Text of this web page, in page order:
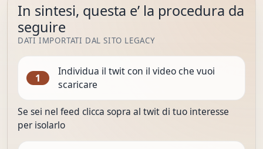
In sintesi, questa e’ la procedura da
seguire
DATI IMPORTATI DAL SITO LEGACY
1
Individua il twit con il video che vuoi
scaricare
Se sei nel feed clicca sopra al twit di tuo interesse
per isolarlo